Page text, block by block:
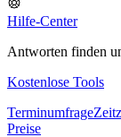
Hilfe-Center
Antworten finden
Kostenlose Tools
Terminumfrage
Preise